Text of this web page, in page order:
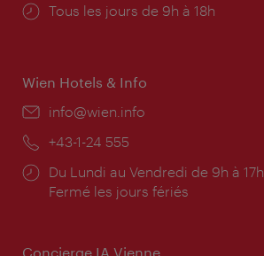
Horaires
Tous les jours de 9h à 18h
Wien Hotels & Info
E-
info@wien.info
Téléphone:
+43-1-24 555
Horaires
d'ouverture:
Du Lundi au Vendredi de 9h à 17h
Fermé les jours fériés
Concierge IA Vienne